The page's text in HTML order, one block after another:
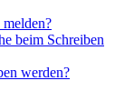
beim Schreiben
werden?